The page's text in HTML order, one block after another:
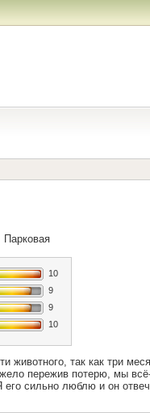
Парковая
10
9
9
10
животного, так как три
пережив потерю, мы
сильно люблю и он